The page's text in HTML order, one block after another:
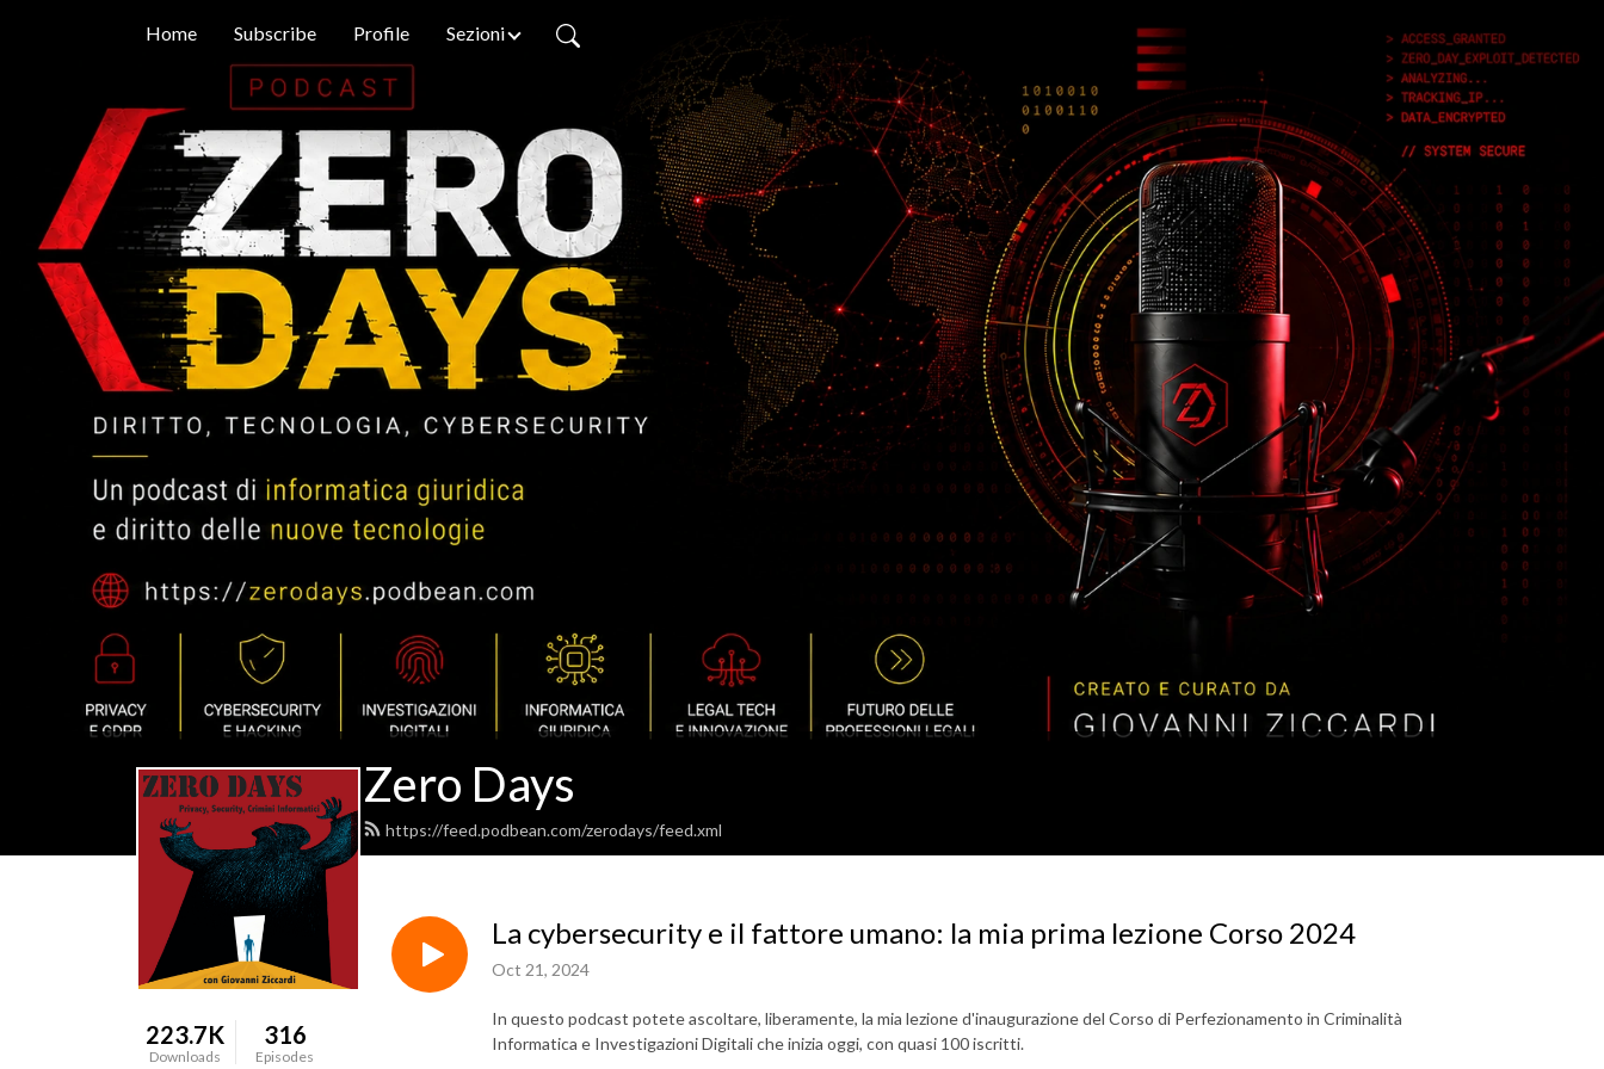
Home Subscribe Profile Sezioni
Zero Days
https://feed.podbean.com/zerodays/feed.xml
223.7K
Downloads
316
Episodes
La cybersecurity e il fattore umano: la mia prima lezione Corso 2024
Oct 21, 2024
In questo podcast potete ascoltare, liberamente, la mia lezione d'inaugurazione del Corso di Perfezionamento in Criminalità
Informatica e Investigazioni Digitali che inizia oggi, con quasi 100 iscritti.